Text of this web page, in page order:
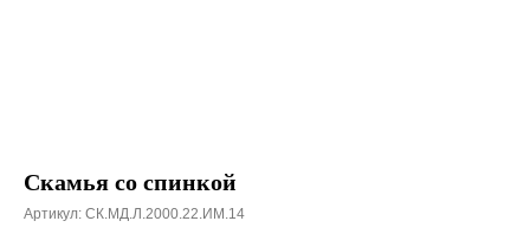
Скамья со спинкой
Артикул: СК.МД.Л.2000.22.ИМ.14